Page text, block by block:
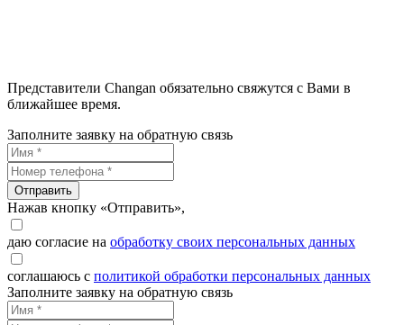
Представители Changan обязательно свяжутся с Вами в
ближайшее время.
Заполните заявку на обратную связь
Отправить
Нажав кнопку «Отправить»,
даю согласие на обработку своих персональных данных
соглашаюсь с политикой обработки персональных данных
Заполните заявку на обратную связь